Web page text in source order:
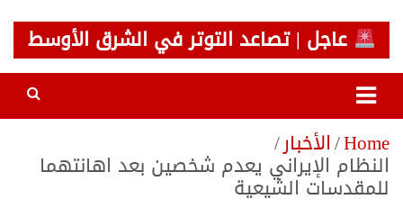
BAZNEWS
شبكة باز الإخبارية
عاجل | تصاعد التوتر في الشرق الأوسط
Home الأخبار
النظام الإيراني يعدم شخصين بعد اهانتهما
للمقدسات الشيعية